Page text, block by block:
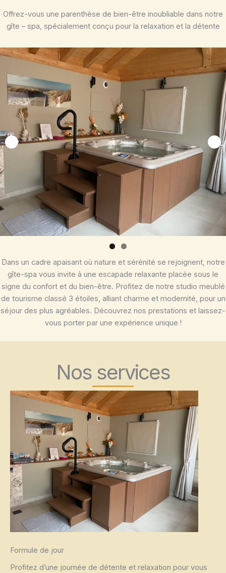
Offrez-vous une parenthèse de bien-être inoubliable dans notre
gîte – spa, spécialement conçu pour la relaxation et la détente
Dans un cadre apaisant où nature et sérénité se rejoignent, notre
gîte-spa vous invite à une escapade relaxante placée sous le
signe du confort et du bien-être. Profitez de notre studio meublé
de tourisme classé 3 étoiles, alliant charme et modernité, pour un
séjour des plus agréables. Découvrez nos prestations et laissez-
vous porter par une expérience unique !
Nos services
Formule de jour
Profitez d’une journée de détente et relaxation pour vous